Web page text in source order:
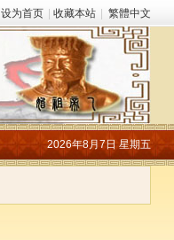
设为首页 收藏本站 繁體中文
2026年8月7日 星期五